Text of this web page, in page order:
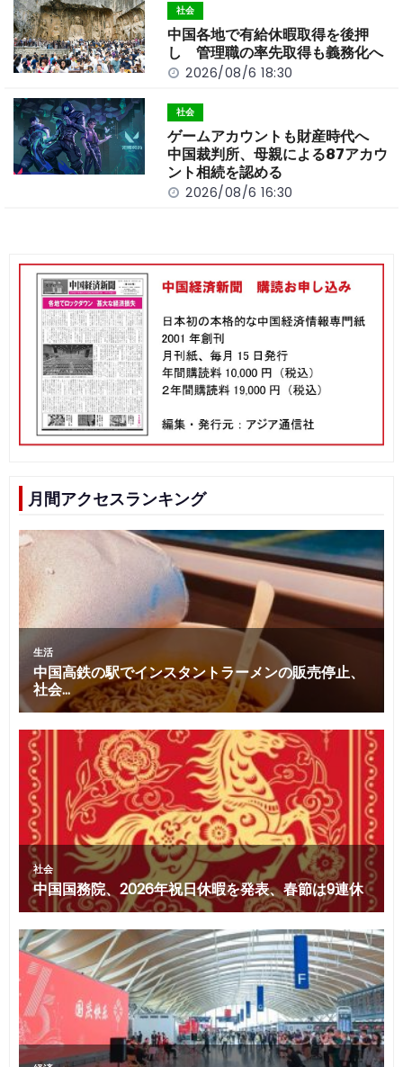
社会
中国各地で有給休暇取得を後押
し 管理職の率先取得も義務化へ
2026/08/6 18:30
社会
ゲームアカウントも財産時代へ
中国裁判所、母親による87アカウ
ント相続を認める
2026/08/6 16:30
月間アクセスランキング